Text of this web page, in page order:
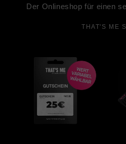
Der Onlineshop für einen
THAT'S ME